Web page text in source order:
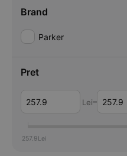
Brand
Parker
Pret
Lei–
257.9Lei